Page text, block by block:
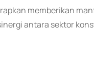
memberikan
antara sektor